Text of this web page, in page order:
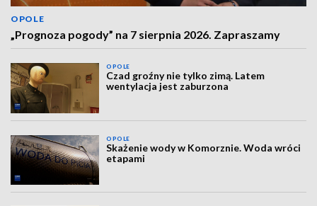
OPOLE
„Prognoza pogody” na 7 sierpnia 2026. Zapraszamy
OPOLE
Czad groźny nie tylko zimą. Latem
wentylacja jest zaburzona
OPOLE
Skażenie wody w Komorznie. Woda wróci
etapami